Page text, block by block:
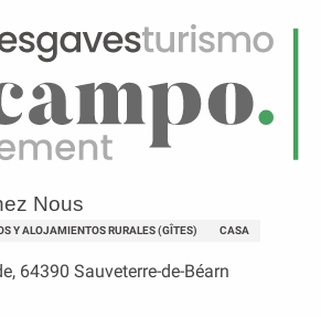
vacances Chez Nous
Nous
Y ALOJAMIENTOS RURALES (GÎTES) CASA
64390 Sauveterre-de-Béarn